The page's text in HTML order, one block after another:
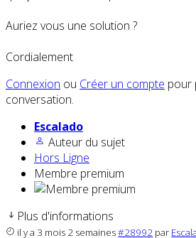
Auriez vous une solution ?
Cordialement
Connexion ou Créer un compte pour
conversation.
Escalado
Auteur du sujet
Hors Ligne
Membre premium
Plus d'informations
il y a 3 mois 2 semaines#28992 par